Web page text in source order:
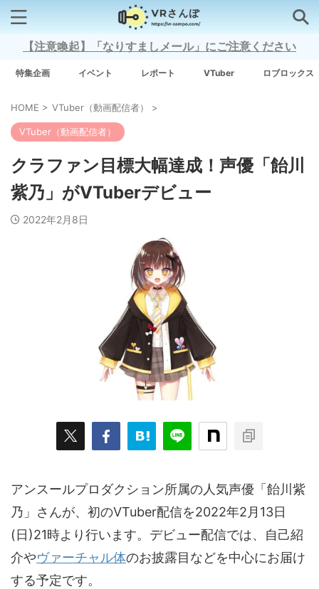
検索はコチラから
Grow A Garden（庭を成長させる）
BitStar（ぶいらいぶ） CG(2D/3D)
HMD HoloModels Music
Roblox Steam TGS
アミューズメント イベント オーディション
グルメ ゲーム コスプレ スポーツ
ソーシャルVR デジモノ バーチャルYouTuber
パノラマ ボカロ メタバース レポート
【注意喚起】「なりすましメール」にご注意ください
特集企画 イベント レポート VTuber ロブロックス
HOME > VTuber（動画配信者） >
VTuber（動画配信者）
クラファン目標大幅達成！声優「飴川
紫乃」がVTuberデビュー
2022年2月8日
アンスールプロダクション所属の人気声優「飴川紫
乃」さんが、初のVTuber配信を2022年2月13日
(日)21時より行います。デビュー配信では、自己紹
介やヴァーチャル体のお披露目などを中心にお届け
する予定です。